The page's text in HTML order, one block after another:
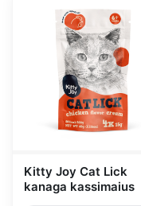
Kitty Joy Cat Lick
kanaga kassimaius